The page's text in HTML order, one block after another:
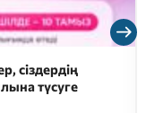
сіздердің
түсуге